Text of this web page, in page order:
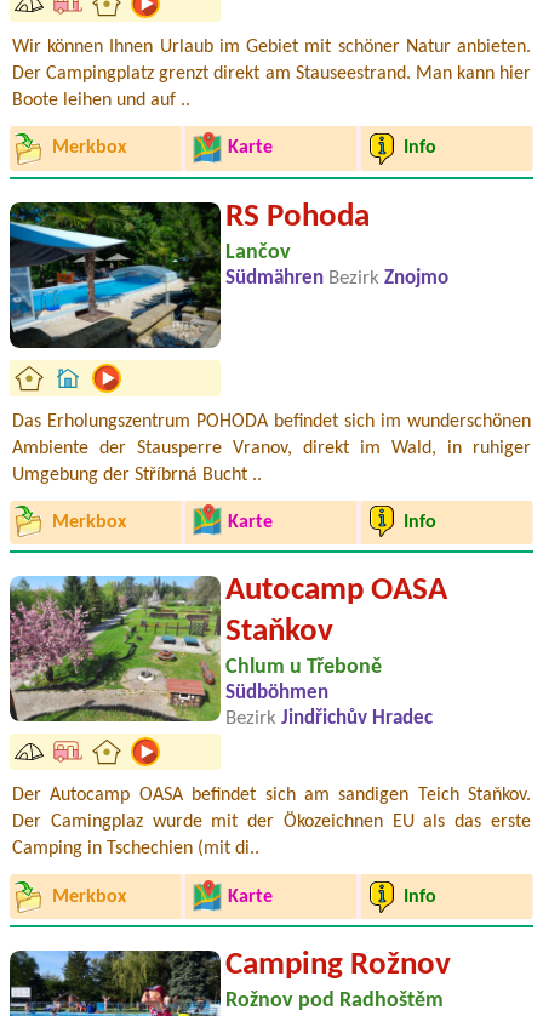
Wir können Ihnen Urlaub im Gebiet mit schöner Natur anbieten.
Der Campingplatz grenzt direkt am Stauseestrand. Man kann hier
Boote leihen und auf ..
Merkbox Karte Info
RS Pohoda
Lančov
Südmähren Bezirk Znojmo
Das Erholungszentrum POHODA befindet sich im wunderschönen
Ambiente der Stausperre Vranov, direkt im Wald, in ruhiger
Umgebung der Stříbrná Bucht ..
Merkbox Karte Info
Autocamp OASA
Staňkov
Chlum u Třeboně
Südböhmen
Bezirk Jindřichův Hradec
Der Autocamp OASA befindet sich am sandigen Teich Staňkov.
Der Camingplaz wurde mit der Ökozeichnen EU als das erste
Camping in Tschechien (mit di..
Merkbox Karte Info
Camping Rožnov
Rožnov pod Radhoštěm